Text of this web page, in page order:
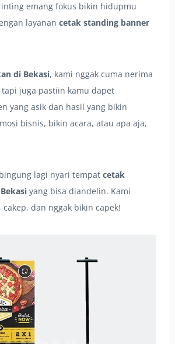
emang fokus bikin hidupmu
layanan cetak standing banner
di Bekasi, kami nggak cuma nerima
juga pastiin kamu dapet
yang asik dan hasil yang bikin
bisnis, bikin acara, atau apa aja,
lagi nyari tempat cetak
yang bisa diandelin. Kami
dan nggak bikin capek!